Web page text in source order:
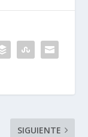
SIGUIENTE